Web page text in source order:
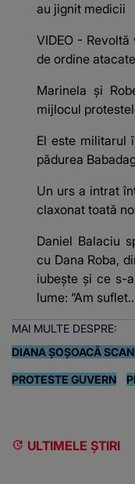
au jignit medicii
VIDEO -
de ordine atacate
Marinela și
mijlocul
El este militarul
pădurea
Un urs a intrat
claxonat toată
Daniel Balaciu
cu Dana Roba,
iubește și ce s-
lume: “Am
MAI MULTE DESPRE:
DIANA ȘOȘOACĂ
PROTESTE GUVERN
ULTIMELE ȘTIRI